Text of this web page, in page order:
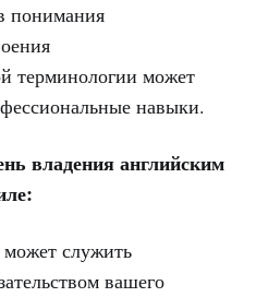
понимания
терминологии может
навыки.
владения английским
служить
вашего